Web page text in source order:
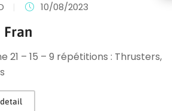
10/08/2023
Fran
21 – 15 – 9 répétitions : Thrusters,